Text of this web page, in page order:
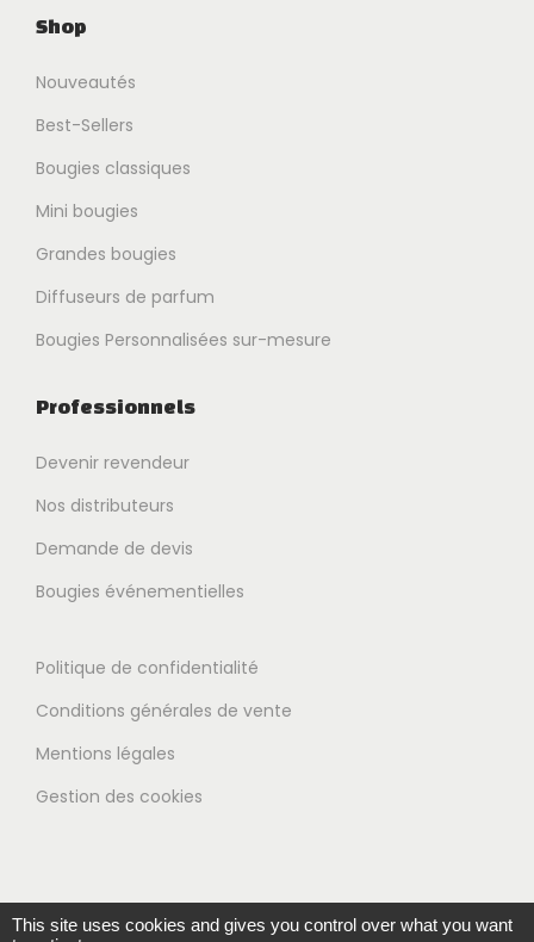
Shop
Nouveautés
Best-Sellers
Bougies classiques
Mini bougies
Grandes bougies
Diffuseurs de parfum
Bougies Personnalisées sur-mesure
Professionnels
Devenir revendeur
Nos distributeurs
Demande de devis
Bougies événementielles
Politique de confidentialité
Conditions générales de vente
Mentions légales
Gestion des cookies
This site uses cookies and gives you control over what you want